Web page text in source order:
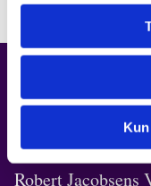
FIND OS
Kirken i Ørestad
Robert Jacobsens